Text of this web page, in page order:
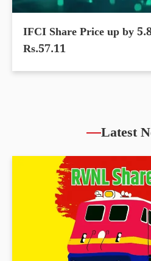
IFCI Share Price up by
Rs.57.11
Latest